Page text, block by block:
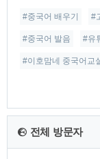
#중국어 배우기 #
#중국어 발음 #유
#이호맘네 중국어교
전체 방문자